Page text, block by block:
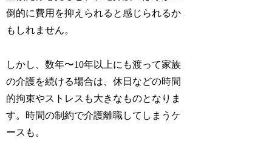
倒的に費用を抑えられると感じられるか
もしれません。
しかし、数年〜10年以上にも渡って家族
の介護を続ける場合は、休日などの時間
的拘束やストレスも大きなものとなりま
す。時間の制約で介護離職してしまうケ
ースも。